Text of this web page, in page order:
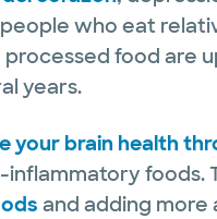
who eat
food are
years.
your brain health
foods.
and adding